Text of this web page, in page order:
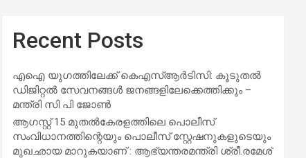
Recent Posts
എഐ യുഗത്തിലേക്ക് കെഎസ്ആർടിസി: കൂടുതൽ
ഡിജിറ്റൽ സേവനങ്ങൾ ജനങ്ങളിലേക്കെത്തിക്കും –
മന്ത്രി സി പി ജോൺ
ആഗസ്റ്റ് 15 മുതല്‍കേരളത്തിലെ പൊലീസ്
സംവിധാനത്തിന്റെയും പൊലീസ് സ്റ്റേഷനുകളുടെയും
മുഖഛായ മാറുകയാണ് : ആഭ്യന്തരമന്ത്രി ശ്രീ.രമേശ്